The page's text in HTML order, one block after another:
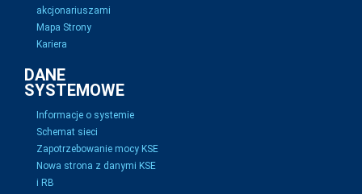
akcjonariuszami
Mapa Strony
Kariera
DANE
SYSTEMOWE
Informacje o systemie
Schemat sieci
Zapotrzebowanie mocy KSE
Nowa strona z danymi KSE
i RB